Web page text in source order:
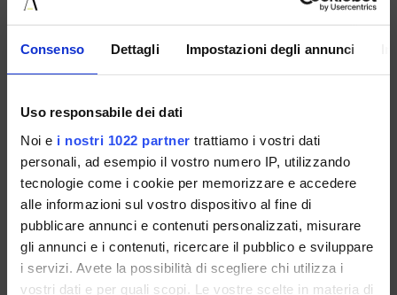
Consenso Dettagli Impostazioni degli annunci
Uso responsabile dei dati
Noi e i nostri 1022 partner trattiamo i vostri dati
personali, ad esempio il vostro numero IP, utilizzando
tecnologie come i cookie per memorizzare e accedere
alle informazioni sul vostro dispositivo al fine di
pubblicare annunci e contenuti personalizzati, misurare
gli annunci e i contenuti, ricercare il pubblico e sviluppare
i servizi. Avete la possibilità di scegliere chi utilizza i
vostri dati e per quali scopi. Le vostre scelte in materia di
36 37 38
€ 89.00
36 37 39
€ 99.00
UNSERE BESTSELLER UNSERE BESTSELLER